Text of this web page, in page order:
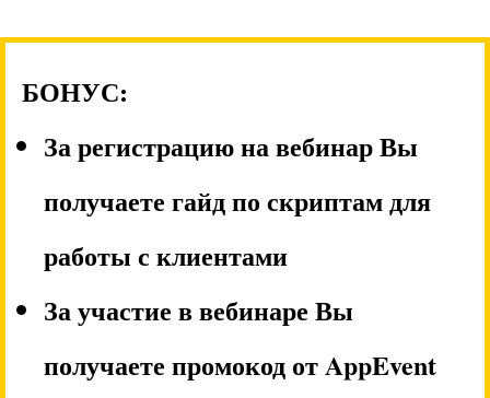
БОНУС:
За регистрацию на вебинар Вы
получаете гайд по скриптам для
работы с клиентами
За участие в вебинаре Вы
получаете промокод от AppEvent